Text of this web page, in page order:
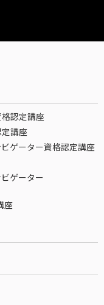
認定講座
講座
ゲーター資格認定講座
ゲーター
座